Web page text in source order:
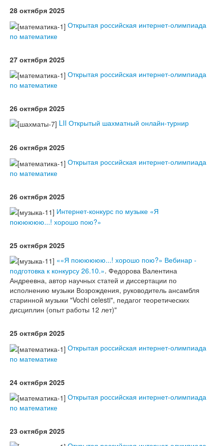
28 октября 2025
Открытая российская интернет-олимпиада
по математике
27 октября 2025
Открытая российская интернет-олимпиада
по математике
26 октября 2025
LII Открытый шахматный онлайн-турнир
26 октября 2025
Открытая российская интернет-олимпиада
по математике
26 октября 2025
Интернет-конкурс по музыке «Я
поююююю...! хорошо пою?»
25 октября 2025
««Я поююююю...! хорошо пою?» Вебинар -
подготовка к конкурсу 26.10.». Федорова Валентина
Андреевна, автор научных статей и диссертации по
исполнению музыки Возрождения, руководитель ансамбля
старинной музыки "Vochi celesti", педагог теоретических
дисциплин (опыт работы 12 лет)"
25 октября 2025
Открытая российская интернет-олимпиада
по математике
24 октября 2025
Открытая российская интернет-олимпиада
по математике
23 октября 2025